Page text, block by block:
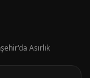
Asırlık